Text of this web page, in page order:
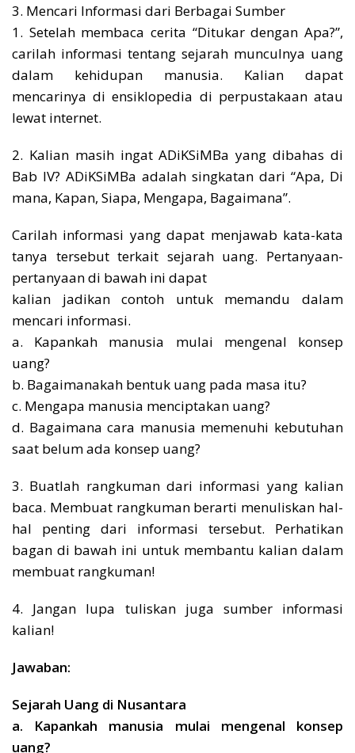
3. Mencari Informasi dari Berbagai Sumber
1. Setelah membaca cerita “Ditukar dengan Apa?”,
carilah informasi tentang sejarah munculnya uang
dalam kehidupan manusia. Kalian dapat
mencarinya di ensiklopedia di perpustakaan atau
lewat internet.
2. Kalian masih ingat ADiKSiMBa yang dibahas di
Bab IV? ADiKSiMBa adalah singkatan dari “Apa, Di
mana, Kapan, Siapa, Mengapa, Bagaimana”.
Carilah informasi yang dapat menjawab kata-kata
tanya tersebut terkait sejarah uang. Pertanyaan-
pertanyaan di bawah ini dapat
kalian jadikan contoh untuk memandu dalam
mencari informasi.
a. Kapankah manusia mulai mengenal konsep
uang?
b. Bagaimanakah bentuk uang pada masa itu?
c. Mengapa manusia menciptakan uang?
d. Bagaimana cara manusia memenuhi kebutuhan
saat belum ada konsep uang?
3. Buatlah rangkuman dari informasi yang kalian
baca. Membuat rangkuman berarti menuliskan hal-
hal penting dari informasi tersebut. Perhatikan
bagan di bawah ini untuk membantu kalian dalam
membuat rangkuman!
4. Jangan lupa tuliskan juga sumber informasi
kalian!
Jawaban:
Sejarah Uang di Nusantara
a. Kapankah manusia mulai mengenal konsep
uang?